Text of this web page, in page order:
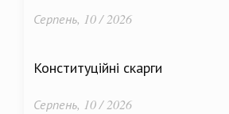
Серпень, 10 / 2026
Конституційні скарги
Серпень, 10 / 2026